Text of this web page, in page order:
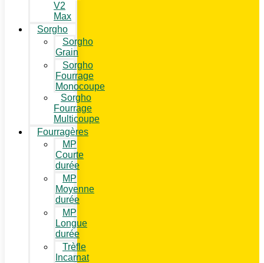
V2
Max
Sorgho
Sorgho
Grain
Sorgho
Fourrage
Monocoupe
Sorgho
Fourrage
Multicoupe
Fourragères
MP
Courte
durée
MP
Moyenne
durée
MP
Longue
durée
Trèfle
Incarnat